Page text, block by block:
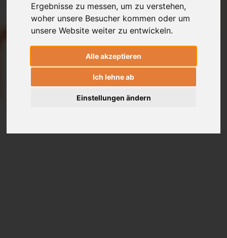
Ergebnisse zu messen, um zu verstehen,
woher unsere Besucher kommen oder um
unsere Website weiter zu entwickeln.
Alle akzeptieren
Ich lehne ab
Einstellungen ändern